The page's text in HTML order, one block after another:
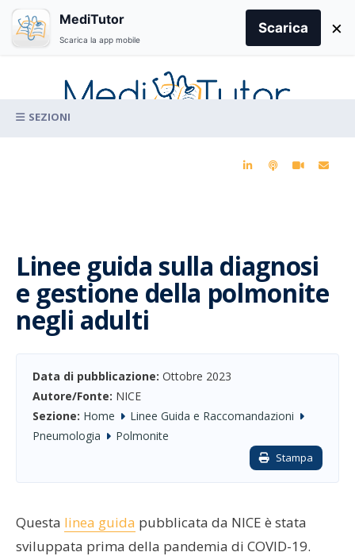
content
Linee guida sulla diagnosi
e gestione della polmonite
negli adulti
Data di pubblicazione: Ottobre 2023
Autore/Fonte: NICE
Sezione: Home
Linee Guida e Raccomandazioni
Pneumologia
Polmonite
Stampa
Questa linea guida pubblicata da NICE è stata
sviluppata prima della pandemia di COVID-19.
for:
MediTutor
Scarica la app mobile
Scarica ×